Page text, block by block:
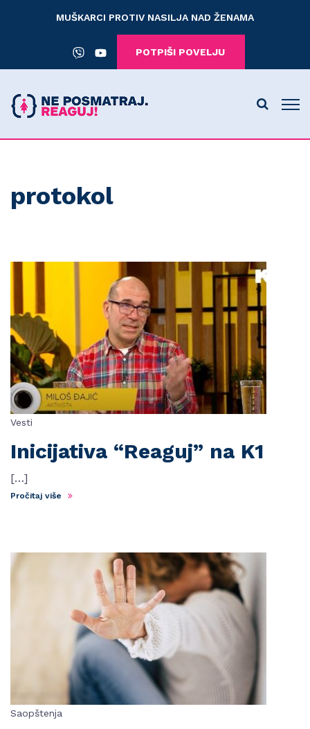
MUŠKARCI PROTIV NASILJA NAD ŽENAMA
POTPIŠI POVELJU
protokol
Vesti
Inicijativa “Reaguj” na K1
[…]
Pročitaj više
Saopštenja